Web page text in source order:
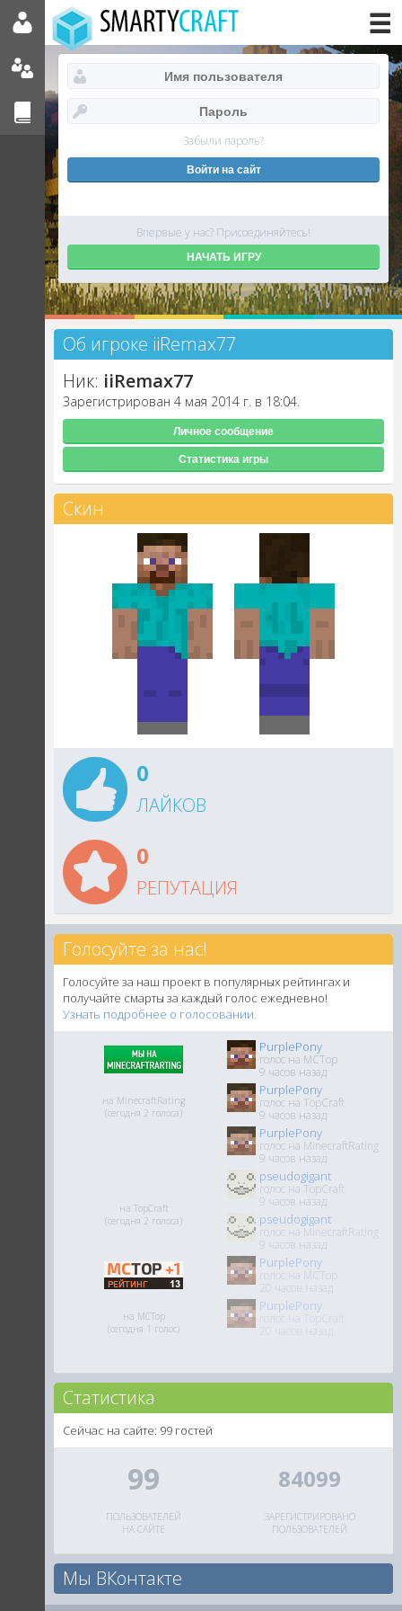
Забыли пароль?
Впервые у нас? Присоединяйтесь!
НАЧАТЬ ИГРУ
Об игроке iiRemax77
Ник: iiRemax77
Зарегистрирован 4 мая 2014 г. в 18:04.
Личное сообщение
Статистика игры
Скин
0
ЛАЙКОВ
0
РЕПУТАЦИЯ
Голосуйте за нас!
Голосуйте за наш проект в популярных рейтингах и
получайте смарты за каждый голос ежедневно!
Узнать подробнее о голосовании.
PurplePony
голос на MCTop
9 часов назад
PurplePony
голос на TopCraft
9 часов назад
PurplePony
голос на MinecraftRating
9 часов назад
pseudogigant
голос на TopCraft
9 часов назад
pseudogigant
голос на MinecraftRating
9 часов назад
PurplePony
голос на MCTop
20 часов назад
PurplePony
на MinecraftRating
(сегодня 2 голоса)
на TopCraft
(сегодня 2 голоса)
на MCTop
(сегодня 1 голос)
Статистика
Сейчас на сайте: 99 гостей
84099
ЗАРЕГИСТРИРОВАНО
ПОЛЬЗОВАТЕЛЕЙ
99
ПОЛЬЗОВАТЕЛЕЙ
НА САЙТЕ
Мы ВКонтакте